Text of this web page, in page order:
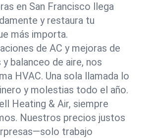
en San Francisco llega
y restaura tu
más importa.
de AC y mejoras de
balanceo de aire, nos
HVAC. Una sola llamada lo
y molestias todo el año.
Heating & Air, siempre
Nuestros precios justos
trabajo